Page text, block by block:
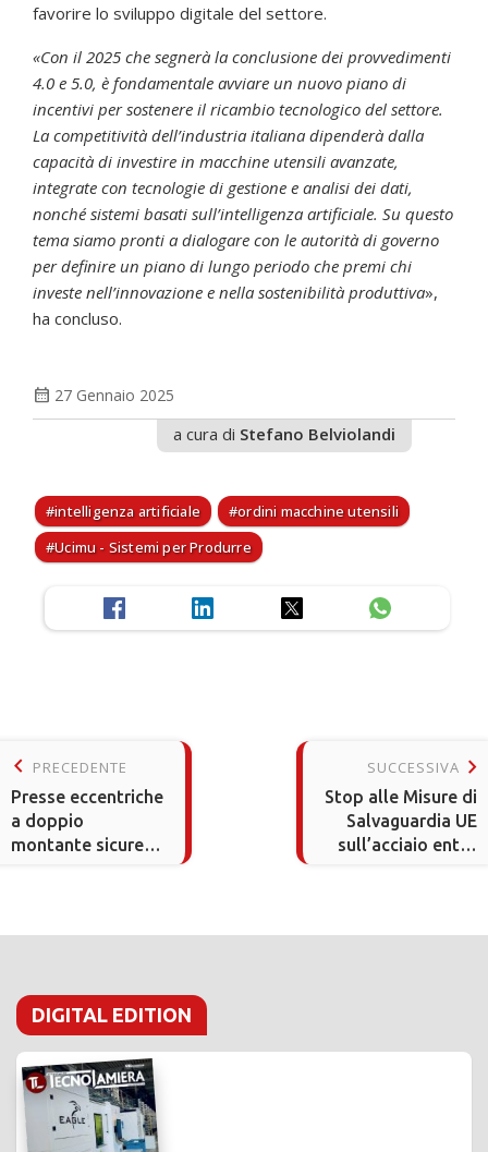
favorire lo sviluppo digitale del settore.
«Con il 2025 che segnerà la conclusione dei provvedimenti
4.0 e 5.0, è fondamentale avviare un nuovo piano di
incentivi per sostenere il ricambio tecnologico del settore.
La competitività dell’industria italiana dipenderà dalla
capacità di investire in macchine utensili avanzate,
integrate con tecnologie di gestione e analisi dei dati,
nonché sistemi basati sull’intelligenza artificiale. Su questo
tema siamo pronti a dialogare con le autorità di governo
per definire un piano di lungo periodo che premi chi
investe nell’innovazione e nella sostenibilità produttiva»,
ha concluso.
calendar_month 27 Gennaio 2025
a cura di Stefano Belviolandi
intelligenza artificiale
ordini macchine utensili
Ucimu - Sistemi per Produrre
keyboard_arrow_left PRECEDENTE
Presse eccentriche
a doppio
montante sicure e
SUCCESSIVA keyboard_arrow_right
Stop alle Misure di
Salvaguardia UE
sull’acciaio entro
DIGITAL EDITION